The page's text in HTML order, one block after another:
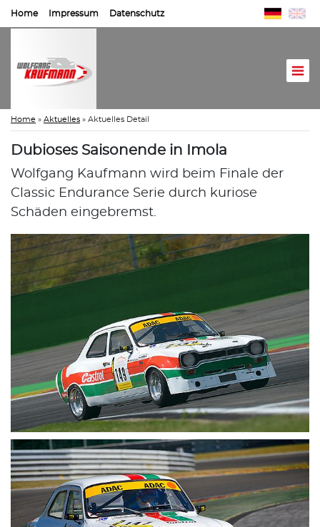
Home Impressum Datenschutz
Home » Aktuelles » Aktuelles Detail
Dubioses Saisonende in Imola
Wolfgang Kaufmann wird beim Finale der
Classic Endurance Serie durch kuriose
Schäden eingebremst.